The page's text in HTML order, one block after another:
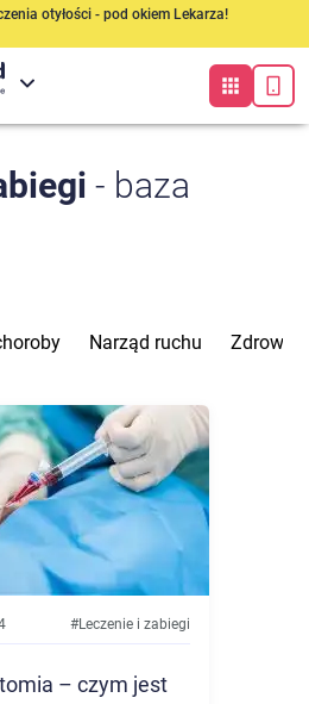
otyłości - pod okiem Lekarza!
- baza
Narząd ruchu Zdrowie
#Leczenie i zabiegi
– czym jest